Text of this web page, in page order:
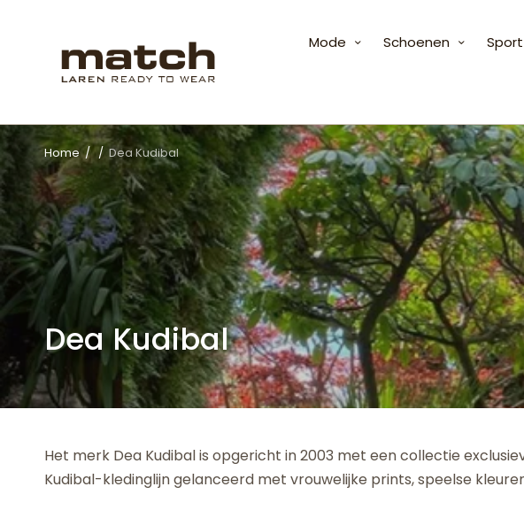
Mode Schoenen Sport
Home / / Dea Kudibal
Dea Kudibal
Het merk Dea Kudibal is opgericht in 2003 met een collectie
Kudibal-kledinglijn gelanceerd met vrouwelijke prints, speelse